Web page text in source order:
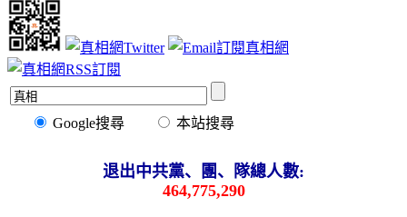
Google搜尋 本站搜尋
退出中共黨、團、隊總人數:
464,775,290